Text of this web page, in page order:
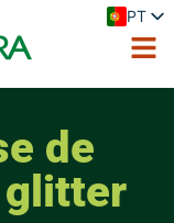
PT
EN
ES
de
glitter